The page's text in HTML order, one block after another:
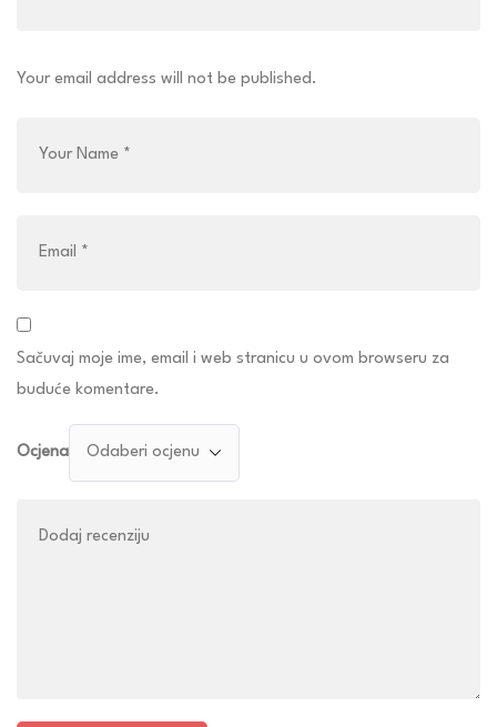
Your email address will not be published.
Sačuvaj moje ime, email i web stranicu u ovom browseru za
buduće komentare.
Ocjena